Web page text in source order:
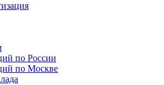
по России
по Москве